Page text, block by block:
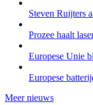
Steven Ruijters
Prozee haalt
Europese Unie
Europese
Meer nieuws